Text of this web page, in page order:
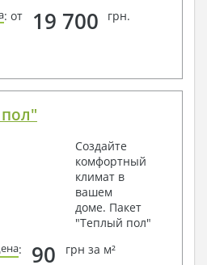
: от 19 700 грн.
Создайте
комфортный
климат в
вашем
доме. Пакет
"Теплый пол"
: 90 грн за м²